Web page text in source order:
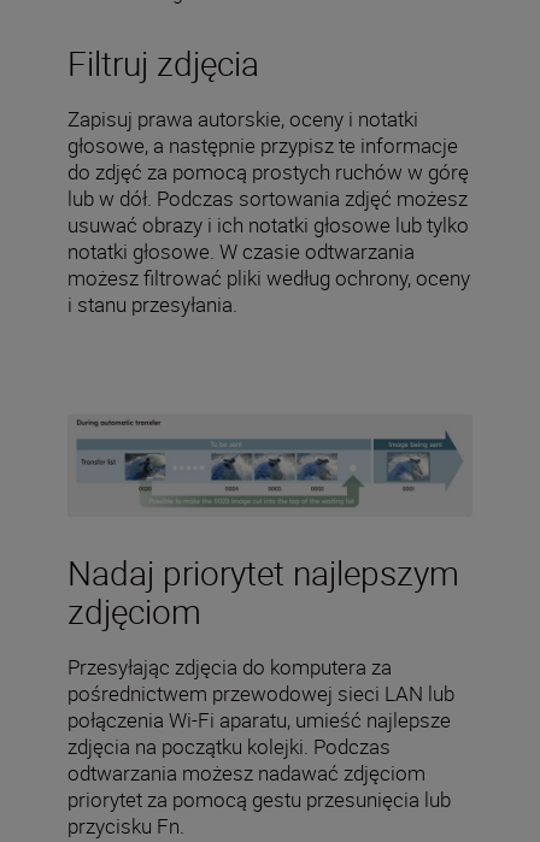
Filtruj zdjęcia
Zapisuj prawa autorskie, oceny i notatki
głosowe, a następnie przypisz te informacje
do zdjęć za pomocą prostych ruchów w górę
lub w dół. Podczas sortowania zdjęć możesz
usuwać obrazy i ich notatki głosowe lub tylko
notatki głosowe. W czasie odtwarzania
możesz filtrować pliki według ochrony, oceny
i stanu przesyłania.
Nadaj priorytet najlepszym
zdjęciom
Przesyłając zdjęcia do komputera za
pośrednictwem przewodowej sieci LAN lub
połączenia Wi-Fi aparatu, umieść najlepsze
zdjęcia na początku kolejki. Podczas
odtwarzania możesz nadawać zdjęciom
priorytet za pomocą gestu przesunięcia lub
przycisku Fn.